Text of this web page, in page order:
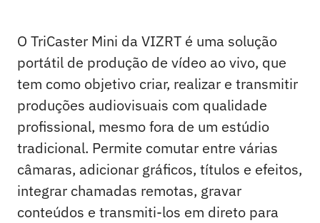
O TriCaster Mini da VIZRT é uma solução
portátil de produção de vídeo ao vivo, que
tem como objetivo criar, realizar e transmitir
produções audiovisuais com qualidade
profissional, mesmo fora de um estúdio
tradicional. Permite comutar entre várias
câmaras, adicionar gráficos, títulos e efeitos,
integrar chamadas remotas, gravar
conteúdos e transmiti-los em direto para